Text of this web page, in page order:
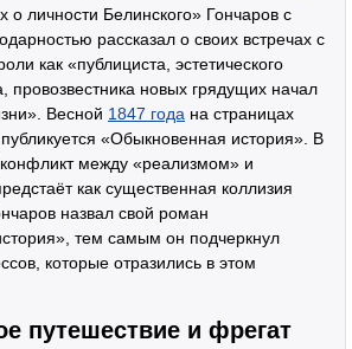
о личности Белинского» Гончаров с
рассказал о своих встречах с
как «публициста, эстетического
провозвестника новых грядущих начал
Весной 1847 года на страницах
«Обыкновенная история». В
между «реализмом» и
как существенная коллизия
назвал свой роман
тем самым он подчеркнул
которые отразились в этом
путешествие и фрегат